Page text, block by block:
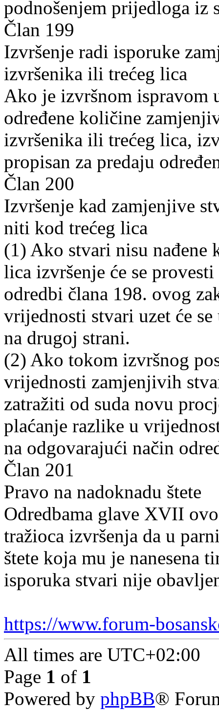
podnošenjem prijedloga iz
Član 199
Izvršenje radi isporuke
izvršenika ili trećeg lica
Ako je izvršnom ispravom
određene količine
izvršenika ili trećeg lica,
propisan za predaju
Član 200
Izvršenje kad zamjenjive
niti kod trećeg lica
(1) Ako stvari nisu nađene
lica izvršenje će se
odredbi člana 198. ovog
vrijednosti stvari uzet će
na drugoj strani.
(2) Ako tokom izvršnog
vrijednosti zamjenjivih
zatražiti od suda novu
plaćanje razlike u
na odgovarajući način
Član 201
Pravo na nadoknadu štete
Odredbama glave XVII
tražioca izvršenja da u
štete koja mu je nanesena
isporuka stvari nije
https://www.forum-
All times are UTC+02:00
Page 1 of 1
Powered by phpBB®